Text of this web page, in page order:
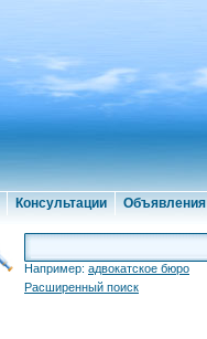
Консультации Объявления
Например: адвокатское бюро
Расширенный поиск